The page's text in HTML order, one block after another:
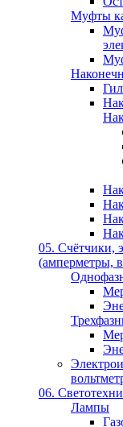
Муфты
05. Счётчики,
(амперметры,
06.
Лампы